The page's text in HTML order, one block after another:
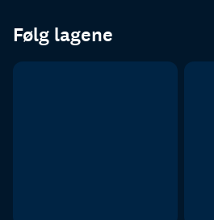
Følg lagene